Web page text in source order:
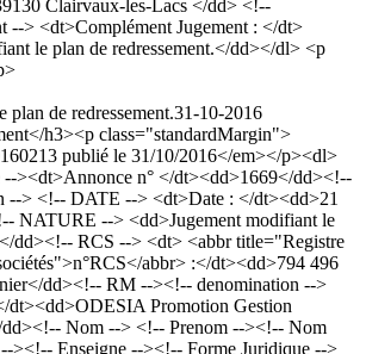
Clairvaux-les-Lacs </dd> <!--
--> <dt>Complément Jugement : </dt>
le plan de redressement.</dd></dl> <p
plan de redressement.31-10-2016
h3><p class="standardMargin">
publié le 31/10/2016</em></p><dl>
--><dt>Annonce n° </dt><dd>1669</dd><!--
--> <!-- DATE --> <dt>Date : </dt><dd>21
NATURE --> <dd>Jugement modifiant le
dd><!-- RCS --> <dt> <abbr title="Registre
abbr> :</dt><dd>794 496
dd><!-- RM --><!-- denomination -->
dt><dd>ODESIA Promotion Gestion
Nom --> <!-- Prenom --><!-- Nom
><!-- Enseigne --><!-- Forme Juridique -->